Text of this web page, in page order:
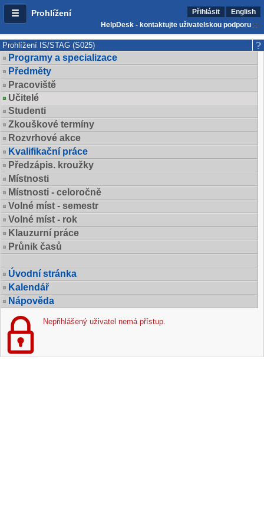
Prohlížení Přihlásit
English
HelpDesk - kontaktujte uživatelskou podporu
Prohlížení IS/STAG (S025)
Programy a specializace
Předměty
Pracoviště
Učitelé
Studenti
Zkouškové termíny
Rozvrhové akce
Kvalifikační práce
Předzápis. kroužky
Místnosti
Místnosti - celoročně
Volné míst - semestr
Volné míst - rok
Klauzurní práce
Průnik časů
Úvodní stránka
Kalendář
Nápověda
Nepřihlášený uživatel nemá přístup.